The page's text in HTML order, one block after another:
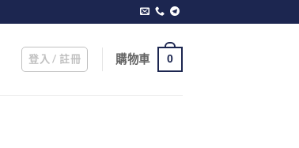
登入 / 註冊 購物車 0